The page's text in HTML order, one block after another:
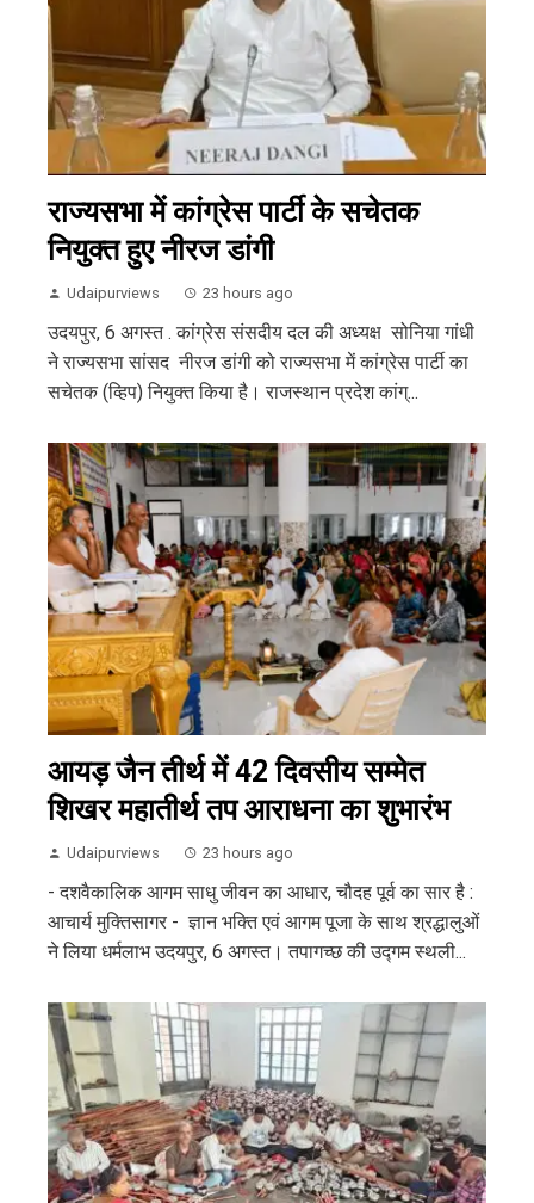
राज्यसभा में कांग्रेस पार्टी के सचेतक
नियुक्त हुए नीरज डांगी
Udaipurviews 23 hours ago
उदयपुर, 6 अगस्त . कांग्रेस संसदीय दल की अध्यक्ष सोनिया गांधी
ने राज्यसभा सांसद नीरज डांगी को राज्यसभा में कांग्रेस पार्टी का
सचेतक (व्हिप) नियुक्त किया है। राजस्थान प्रदेश कांग्...
आयड़ जैन तीर्थ में 42 दिवसीय सम्मेत
शिखर महातीर्थ तप आराधना का शुभारंभ
Udaipurviews 23 hours ago
- दशवैकालिक आगम साधु जीवन का आधार, चौदह पूर्व का सार है :
आचार्य मुक्तिसागर - ज्ञान भक्ति एवं आगम पूजा के साथ श्रद्धालुओं
ने लिया धर्मलाभ उदयपुर, 6 अगस्त। तपागच्छ की उद्गम स्थली...